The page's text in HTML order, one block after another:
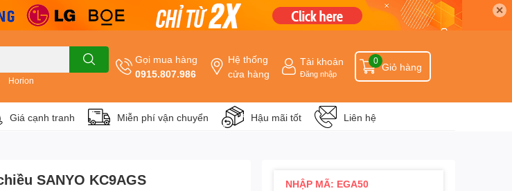
✕
Horion
Gọi mua hàng
0915.807.986
Hệ thống
cửa hàng
Tài khoản
Đăng nhập
Giỏ hàng
0
Giá cạnh tranh Miễn phí vận chuyển Hậu mãi tốt Liên hệ
SANYO KC9AGS NHẬP MÃ: EGA50